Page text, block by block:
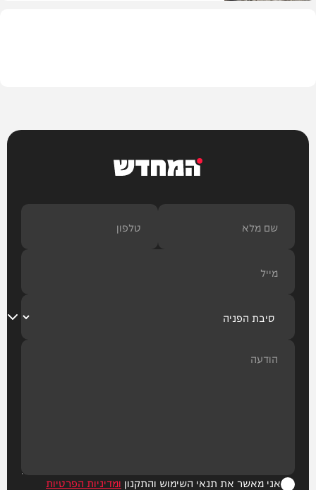
המחדש
אני מאשר את תנאי השימוש והתקנון ומדיניות הפרטיות